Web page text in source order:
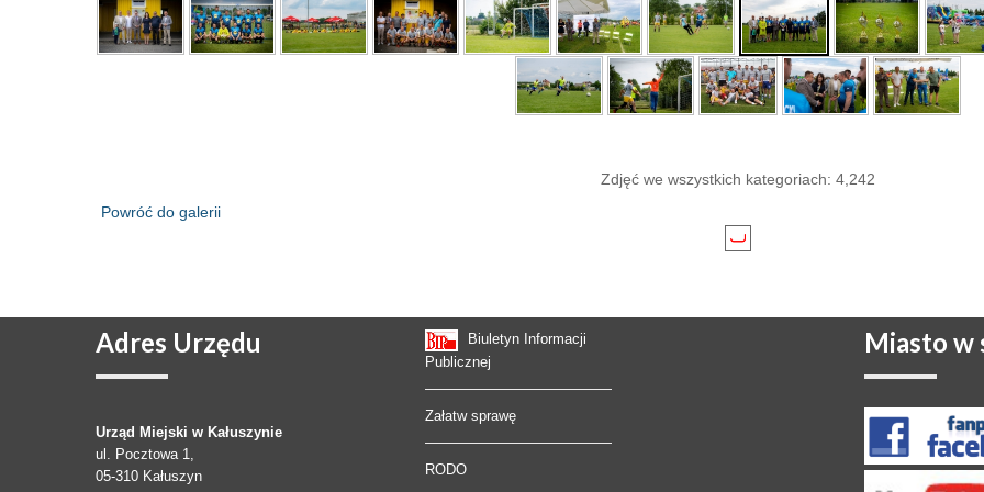
Zdjęć we wszystkich kategoriach: 4,242
Powróć do galerii
Adres Urzędu
Urząd Miejski w Kałuszynie
ul. Pocztowa 1,
05-310 Kałuszyn
Biuletyn Informacji
Publicznej
Załatw sprawę
RODO
Miasto w